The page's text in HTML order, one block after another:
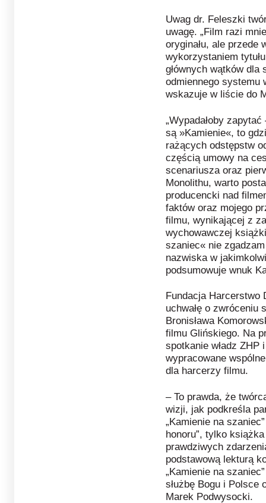
Uwag dr. Feleszki
uwagę. „Film razi
oryginału, ale przede
wykorzystaniem
głównych wątków
odmiennego systemu
wskazuje w liście do
„Wypadałoby
są »Kamienie«, to
rażących odstępstw
częścią umowy na
scenariusza oraz
Monolithu, warto
producencki nad
faktów oraz mojego
filmu, wynikającej z
wychowawczej
szaniec« nie
nazwiska w
podsumowuje wnuk
Fundacja Harcerstwo
uchwałę o zwróceniu
Bronisława
filmu Glińskiego. Na
spotkanie władz
wypracowane
dla harcerzy filmu.
– To prawda, że
wizji, jak podkreśla
„Kamienie na
honoru”, tylko
prawdziwych
podstawową lekturą
„Kamienie na
służbę Bogu i Polsce
Marek Podwysocki.